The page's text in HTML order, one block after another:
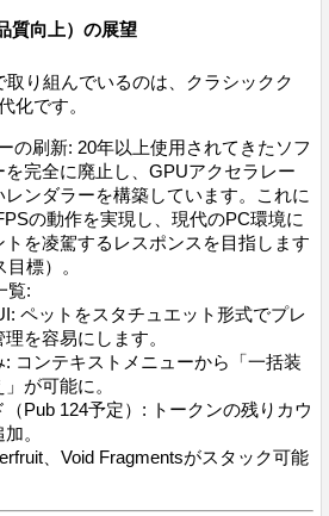
質向上）の展望
取り組んでいるのは、クラシックク
化です。
の刷新: 20年以上使用されてきたソフ
を完全に廃止し、GPUアクセラレー
ンダラーを構築しています。これに
の動作を実現し、現代のPC環境に
を凌駕するレスポンスを目指します
目標）。
覧:
ペットをスタチュエット形式でプレ
を容易にします。
: コンテキストメニューから「一括装
が可能に。
Pub 124予定）: トークンの残りカウ
。
、Void Fragmentsがスタック可能